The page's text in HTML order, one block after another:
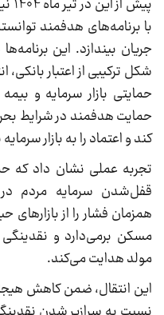
با برنامه‌های هدفمند
شکل ترکیبی از اعتبار
حمایتی بازار سرمایه و
حمایت هدفمند در شرایط
کند و اعتماد را به بازار سرمایه
تجربه عملی نشان داد که
قفل‌شدن سرمایه مردم در
همزمان فشار را از بازارهای
مسکن برمی‌دارد و
مولد هدایت می‌کند.
این انتقال، ضمن کاهش